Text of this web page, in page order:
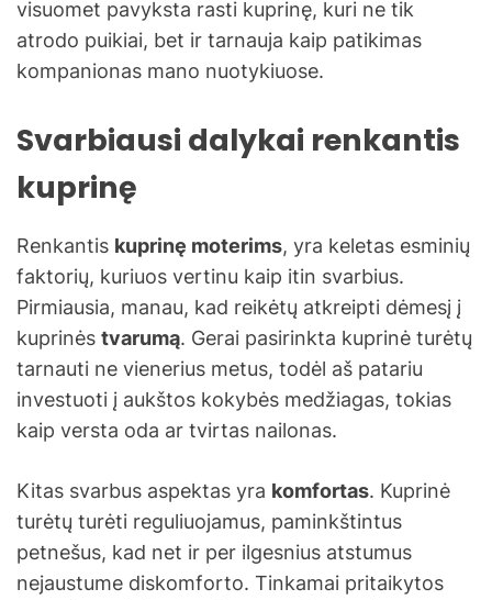
visuomet pavyksta rasti kuprinę, kuri ne tik
atrodo puikiai, bet ir tarnauja kaip patikimas
kompanionas mano nuotykiuose.
Svarbiausi dalykai renkantis
kuprinę
Renkantis kuprinę moterims, yra keletas esminių
faktorių, kuriuos vertinu kaip itin svarbius.
Pirmiausia, manau, kad reikėtų atkreipti dėmesį į
kuprinės tvarumą. Gerai pasirinkta kuprinė turėtų
tarnauti ne vienerius metus, todėl aš patariu
investuoti į aukštos kokybės medžiagas, tokias
kaip versta oda ar tvirtas nailonas.
Kitas svarbus aspektas yra komfortas. Kuprinė
turėtų turėti reguliuojamus, paminkštintus
petnešus, kad net ir per ilgesnius atstumus
nejaustume diskomforto. Tinkamai pritaikytos